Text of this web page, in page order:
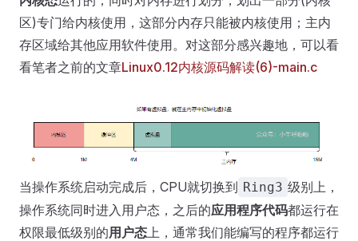
区)专门给内核使用，这部分内存只能被内核使用；主内
存区域给其他应用软件使用。对这部分感兴趣地，可以看
看笔者之前的文章Linux0.12内核源码解读(6)-main.c
当操作系统启动完成后，CPU就切换到 Ring3 级别上，
操作系统同时进入用户态，之后的应用程序代码都运行在
权限最低级别的用户态 上，通常我们能编写的程序都运行